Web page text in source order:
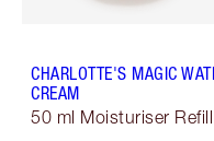
CHARLOTTE'S MAGIC
CREAM
50 ml Moisturiser Refill